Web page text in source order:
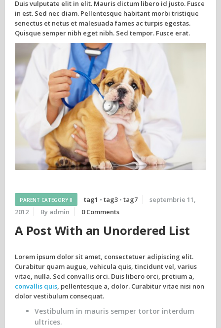
Duis vulputate elit in elit. Mauris dictum libero id justo. Fusce
in est. Sed nec diam. Pellentesque habitant morbi tristique
senectus et netus et malesuada fames ac turpis egestas.
Quisque semper nibh eget nibh. Sed tempor. Fusce erat.
PARENT CATEGORY II tag1 • tag3 • tag7
septembrie 11,
2012
By admin 0 Comments
A Post With an Unordered List
Lorem ipsum dolor sit amet, consectetuer adipiscing elit.
Curabitur quam augue, vehicula quis, tincidunt vel, varius
vitae, nulla. Sed convallis orci. Duis libero orci, pretium a,
convallis quis, pellentesque a, dolor. Curabitur vitae nisi non
dolor vestibulum consequat.
Vestibulum in mauris semper tortor interdum
ultrices.